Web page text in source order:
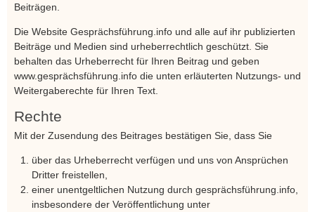
Beiträgen.
Die Website Gesprächsführung.info und alle auf ihr publizierten
Beiträge und Medien sind urheberrechtlich geschützt. Sie
behalten das Urheberrecht für Ihren Beitrag und geben
www.gesprächsführung.info die unten erläuterten Nutzungs- und
Weitergaberechte für Ihren Text.
Rechte
Mit der Zusendung des Beitrages bestätigen Sie, dass Sie
über das Urheberrecht verfügen und uns von Ansprüchen
Dritter freistellen,
einer unentgeltlichen Nutzung durch gesprächsführung.info,
insbesondere der Veröffentlichung unter